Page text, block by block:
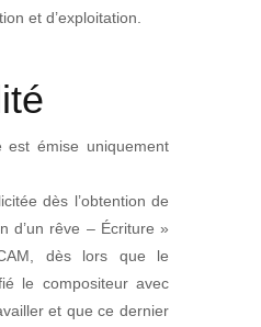
et d’exploitation.
est émise uniquement
dès l’obtention de
d’un rêve – Écriture »
dès lors que le
le compositeur avec
et que ce dernier